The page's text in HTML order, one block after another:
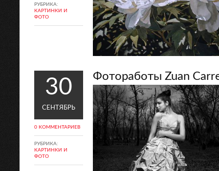
РУБРИКА:
КАРТИНКИ И
ФОТО
30
СЕНТЯБРЬ
0 КОММЕНТАРИЕВ
РУБРИКА:
КАРТИНКИ И
ФОТО
Фотоработы Zuan